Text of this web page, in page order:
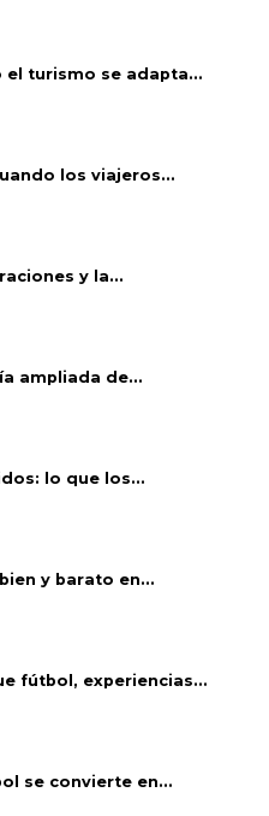
turismo se adapta...
los viajeros...
y la...
ampliada de...
lo que los...
y barato en...
fútbol, experiencias...
se convierte en...